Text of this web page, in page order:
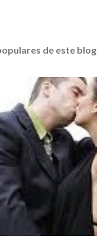
de este blog